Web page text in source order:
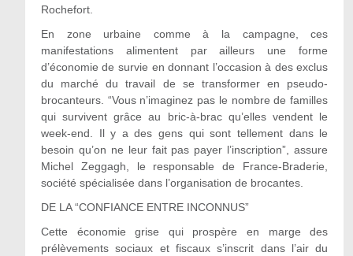
Rochefort.
En zone urbaine comme à la campagne, ces
manifestations alimentent par ailleurs une forme
d’économie de survie en donnant l’occasion à des exclus
du marché du travail de se transformer en pseudo-
brocanteurs. “Vous n’imaginez pas le nombre de familles
qui survivent grâce au bric-à-brac qu’elles vendent le
week-end. Il y a des gens qui sont tellement dans le
besoin qu’on ne leur fait pas payer l’inscription”, assure
Michel Zeggagh, le responsable de France-Braderie,
société spécialisée dans l’organisation de brocantes.
DE LA “CONFIANCE ENTRE INCONNUS”
Cette économie grise qui prospère en marge des
prélèvements sociaux et fiscaux s’inscrit dans l’air du